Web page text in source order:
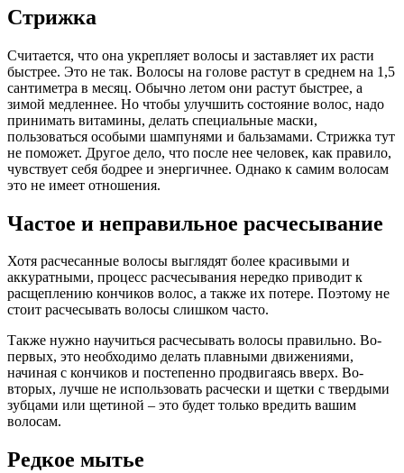
Стрижка
Считается, что она укрепляет волосы и заставляет их расти
быстрее. Это не так. Волосы на голове растут в среднем на 1,5
сантиметра в месяц. Обычно летом они растут быстрее, а
зимой медленнее. Но чтобы улучшить состояние волос, надо
принимать витамины, делать специальные маски,
пользоваться особыми шампунями и бальзамами. Стрижка тут
не поможет. Другое дело, что после нее человек, как правило,
чувствует себя бодрее и энергичнее. Однако к самим волосам
это не имеет отношения.
Частое и неправильное расчесывание
Хотя расчесанные волосы выглядят более красивыми и
аккуратными, процесс расчесывания нередко приводит к
расщеплению кончиков волос, а также их потере. Поэтому не
стоит расчесывать волосы слишком часто.
Также нужно научиться расчесывать волосы правильно. Во-
первых, это необходимо делать плавными движениями,
начиная с кончиков и постепенно продвигаясь вверх. Во-
вторых, лучше не использовать расчески и щетки с твердыми
зубцами или щетиной – это будет только вредить вашим
волосам.
Редкое мытье